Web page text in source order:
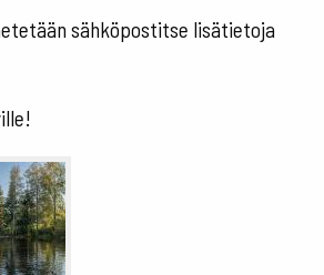
sähköpostitse lisätietoja